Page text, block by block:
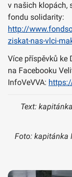
v našich klopách,
fondu solidarity:
http://
ziskat-nas-vlci-
Více příspěvků ke
na Facebooku
InfoVeVVA:
Text:
Foto: kapitánka